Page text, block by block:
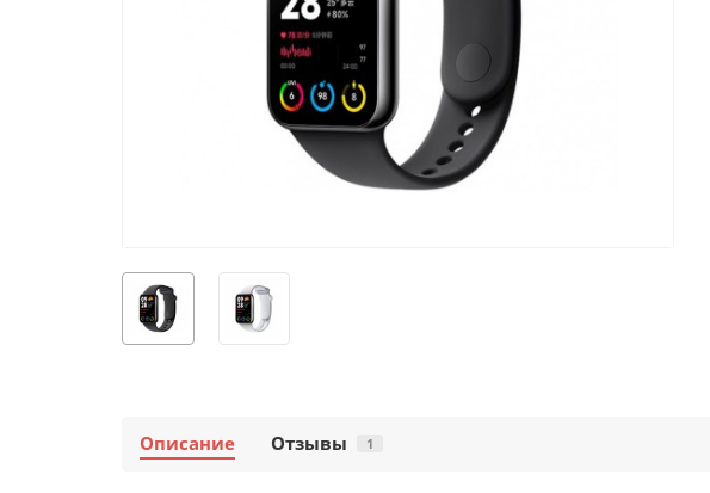
Описание Отзывы 1